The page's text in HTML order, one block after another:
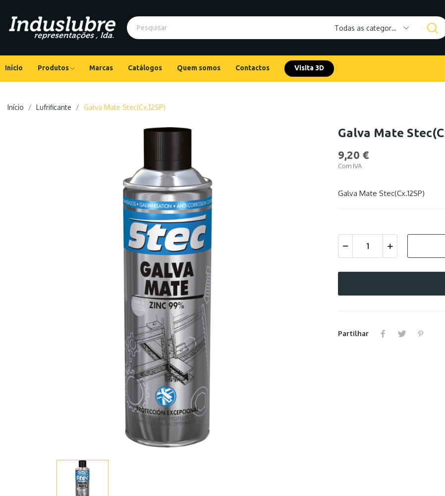
Todas as categorias
Início Produtos Marcas Catálogos Quem somos Contactos Visita 3D
Início Lufrificante Galva Mate Stec(Cx.12SP)
Galva Mate
9,20 €
Com IVA
Galva Mate Stec(Cx.12SP)
Partilhar